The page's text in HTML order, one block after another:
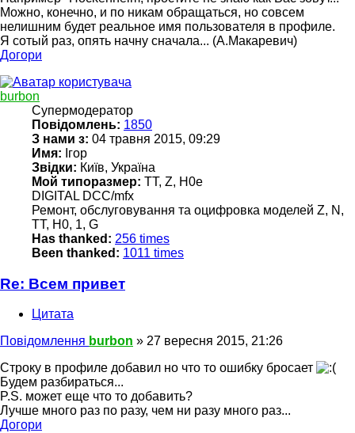
Можно, конечно, и по никам обращаться, но совсем
нелишним будет реальное имя пользователя в профиле.
Я сотый раз, опять начну сначала... (А.Макаревич)
Догори
burbon
Супермодератор
Повідомлень: 1850
З нами з: 04 травня 2015, 09:29
Имя: Ігор
Звідки: Київ, Україна
Мой типоразмер: TT, Z, H0e
DIGITAL DCC/mfx
Ремонт, обслуговування та оцифровка моделей Z, N,
TT, H0, 1, G
Has thanked: 256 times
Been thanked: 1011 times
Re: Всем привет
Цитата
Повідомлення burbon » 27 вересня 2015, 21:26
Строку в профиле добавил но что то ошибку бросает
Будем разбираться...
P.S. может еще что то добавить?
Лучше много раз по разу, чем ни разу много раз...
Догори